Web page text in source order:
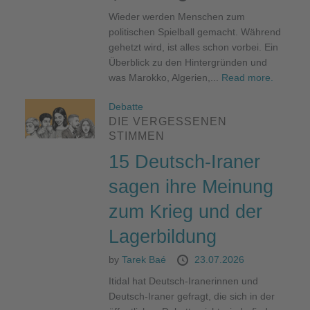
Wieder werden Menschen zum
politischen Spielball gemacht. Während
gehetzt wird, ist alles schon vorbei. Ein
Überblick zu den Hintergründen und
was Marokko, Algerien,... Read more.
Debatte
DIE VERGESSENEN
STIMMEN
15 Deutsch-Iraner
sagen ihre Meinung
zum Krieg und der
Lagerbildung
byTarek Baé
23.07.2026
Itidal hat Deutsch-Iranerinnen und
Deutsch-Iraner gefragt, die sich in der